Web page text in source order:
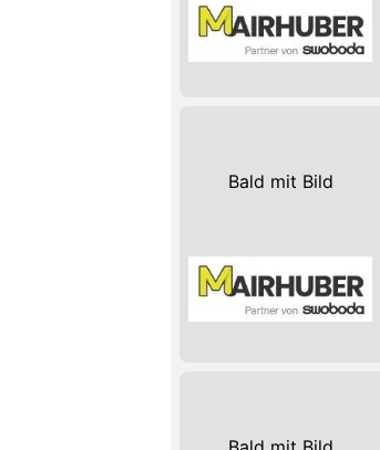
Bald mit Bild